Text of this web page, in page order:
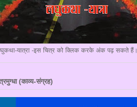
यात्रा -इस चित्र को क्लिक करके अंक पढ़ सकते हैं।
(काव्य-संग्रह)